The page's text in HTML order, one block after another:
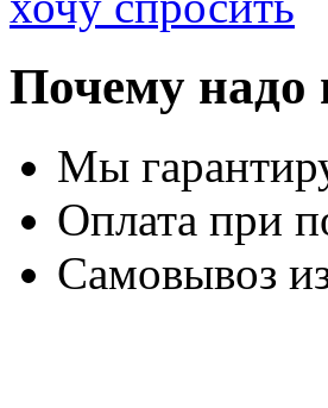
Почему надо
Мы
Оплата при
Самовывоз